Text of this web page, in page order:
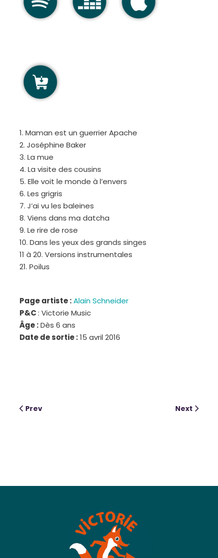
1. Maman est un guerrier Apache
2. Joséphine Baker
3. La mue
4. La visite des cousins
5. Elle voit le monde à l’envers
6. Les grigris
7. J’ai vu les baleines
8. Viens dans ma datcha
9. Le rire de rose
10. Dans les yeux des grands singes
11 à 20. Versions instrumentales
21. Poilus
Page artiste : Alain Schneider
P&C: Victorie Music
Âge :Dès 6 ans
Date de sortie :15 avril 2016
Prev Next